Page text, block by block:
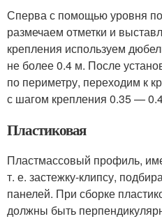
Сперва с помощью уровня
размечаем отметки и
крепления используем
не более 0.4 м. После
по периметру, переходим к
с шагом крепления 0.35 —
Пластиковая
Пластмассовый профиль,
т. е. застежку-клипсу,
панелей. При сборке
должны быть